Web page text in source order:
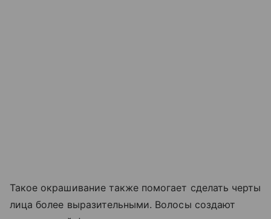
Такое окрашивание также помогает сделать черты
лица более выразительными. Волосы создают